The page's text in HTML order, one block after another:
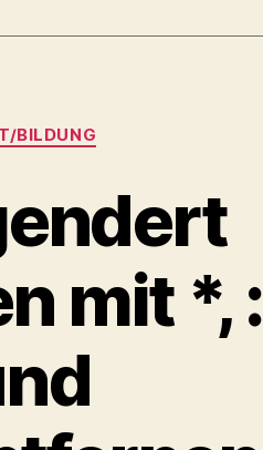
BILDUNG
mit *, :